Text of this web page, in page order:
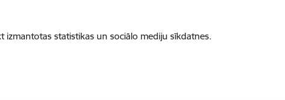
izmantotas statistikas un sociālo mediju sīkdatnes.